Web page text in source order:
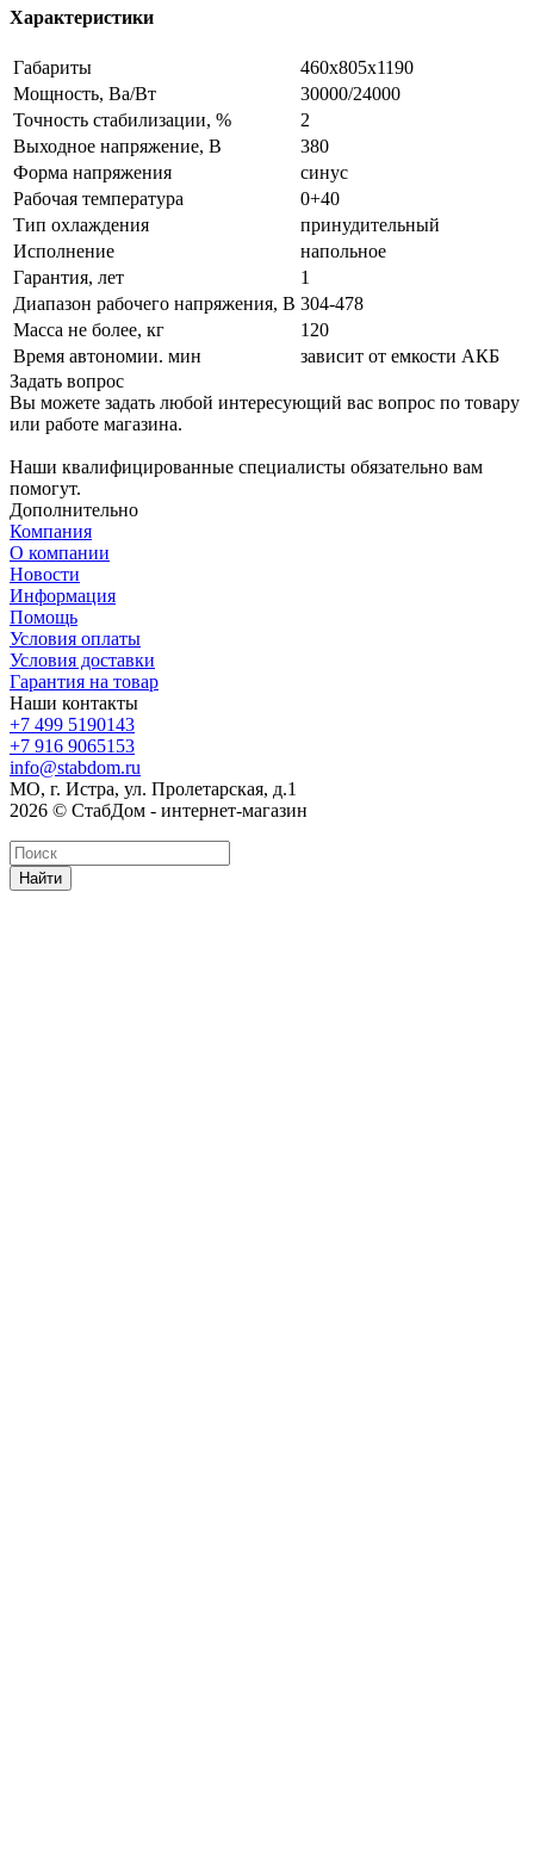
Характеристики
Габариты
460х805х1190
Мощность, Ва/Вт
30000/24000
Точность стабилизации, %
2
Выходное напряжение, В
380
Форма напряжения
синус
Рабочая температура
0+40
Тип охлаждения
принудительный
Исполнение
напольное
Гарантия, лет
1
Диапазон рабочего напряжения, В 304-478
Масса не более, кг
120
Время автономии. мин
зависит от емкости АКБ
Задать вопрос
Вы можете задать любой интересующий вас вопрос по товару
или работе магазина.
Наши квалифицированные специалисты обязательно вам
помогут.
Дополнительно
Компания
О компании
Новости
Информация
Помощь
Условия оплаты
Условия доставки
Гарантия на товар
Наши контакты
+7 499 5190143
+7 916 9065153
info@stabdom.ru
МО, г. Истра, ул. Пролетарская, д.1
2026 © СтабДом - интернет-магазин
Найти